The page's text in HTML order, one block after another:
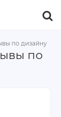
по дизайну
по